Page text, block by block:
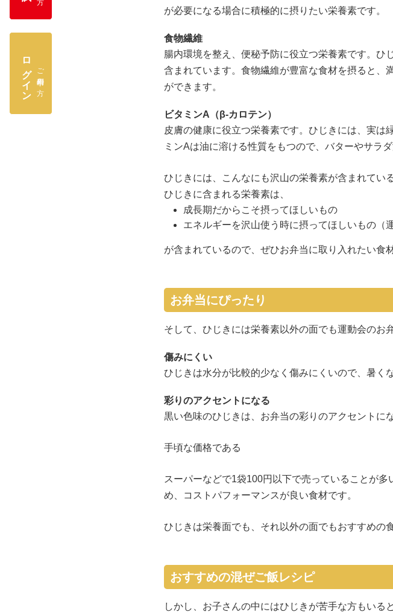
ご利用中の方
ログイン
が必要になる場合に積極的に摂りたい栄養素です。
食物繊維
腸内環境を整え、便秘予防に役立つ栄養素です。
含まれています。食物繊維が豊富な食材を摂ると、
ができます。
ビタミンA（β-カロテン）
皮膚の健康に役立つ栄養素です。ひじきには、実は
ミンAは油に溶ける性質をもつので、バターやサラ
ひじきには、こんなにも沢山の栄養素が含まれてい
ひじきに含まれる栄養素は、
成長期だからこそ摂ってほしいもの
エネルギーを沢山使う時に摂ってほしいもの（
が含まれているので、ぜひお弁当に取り入れたい食
お弁当にぴったり
そして、ひじきには栄養素以外の面でも運動会のお
傷みにくい
ひじきは水分が比較的少なく傷みにくいので、暑く
彩りのアクセントになる
黒い色味のひじきは、お弁当の彩りのアクセントに
手頃な価格である
スーパーなどで1袋100円以下で売っていることが
め、コストパフォーマンスが良い食材です。
ひじきは栄養面でも、それ以外の面でもおすすめの
おすすめの混ぜご飯レシピ
しかし、お子さんの中にはひじきが苦手な方もい